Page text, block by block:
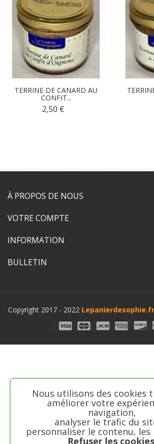
TERRINE DE CANARD AU
CONFIT...
2,50 €
À PROPOS DE NOUS
VOTRE COMPTE
INFORMATION
BULLETIN
Copyright 2017 - 2022
Nous utilisons des cookies
améliorer votre
navigation,
analyser le trafic du
personnaliser le contenu,
Refuser les